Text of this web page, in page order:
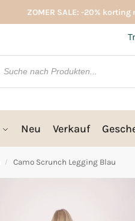
ZOMER SALE: -20%
Neu Verkauf
/ Camo Scrunch Legging Blau